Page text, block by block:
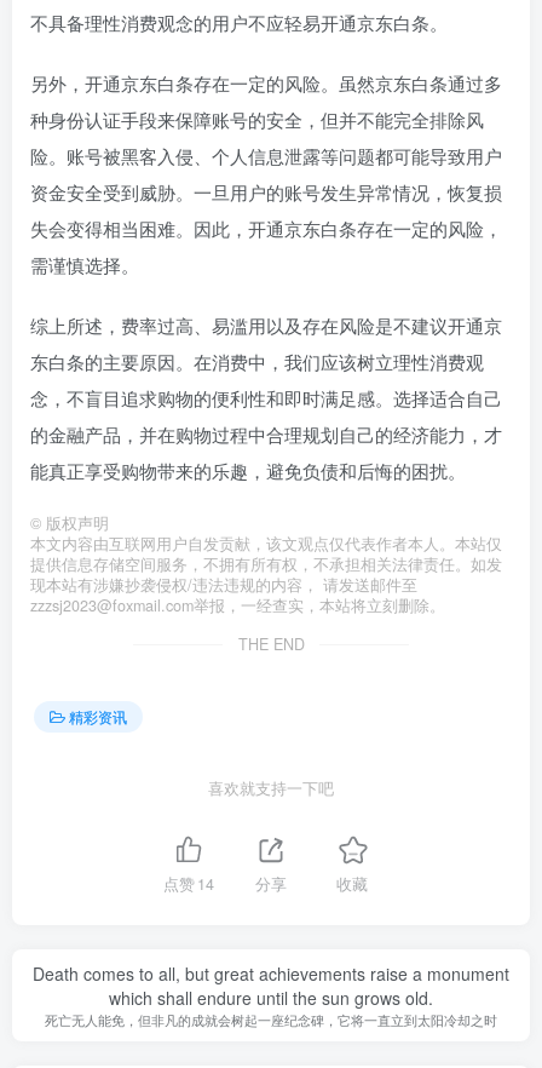
不具备理性消费观念的用户不应轻易开通京东白条。
另外，开通京东白条存在一定的风险。虽然京东白条通过多
种身份认证手段来保障账号的安全，但并不能完全排除风
险。账号被黑客入侵、个人信息泄露等问题都可能导致用户
资金安全受到威胁。一旦用户的账号发生异常情况，恢复损
失会变得相当困难。因此，开通京东白条存在一定的风险，
需谨慎选择。
综上所述，费率过高、易滥用以及存在风险是不建议开通京
东白条的主要原因。在消费中，我们应该树立理性消费观
念，不盲目追求购物的便利性和即时满足感。选择适合自己
的金融产品，并在购物过程中合理规划自己的经济能力，才
能真正享受购物带来的乐趣，避免负债和后悔的困扰。
© 版权声明
本文内容由互联网用户自发贡献，该文观点仅代表作者本人。本站仅
提供信息存储空间服务，不拥有所有权，不承担相关法律责任。如发
现本站有涉嫌抄袭侵权/违法违规的内容， 请发送邮件至
zzzsj2023@foxmail.com举报，一经查实，本站将立刻删除。
THE END
精彩资讯
喜欢就支持一下吧
点赞14 分享 收藏
Death comes to all, but great achievements raise a monument
which shall endure until the sun grows old.
死亡无人能免，但非凡的成就会树起一座纪念碑，它将一直立到太阳冷却之时